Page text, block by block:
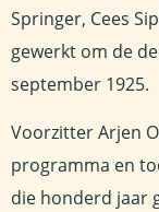
Springer, Cees
gewerkt om de
september 1925.
Voorzitter Arjen
programma en
die honderd jaar